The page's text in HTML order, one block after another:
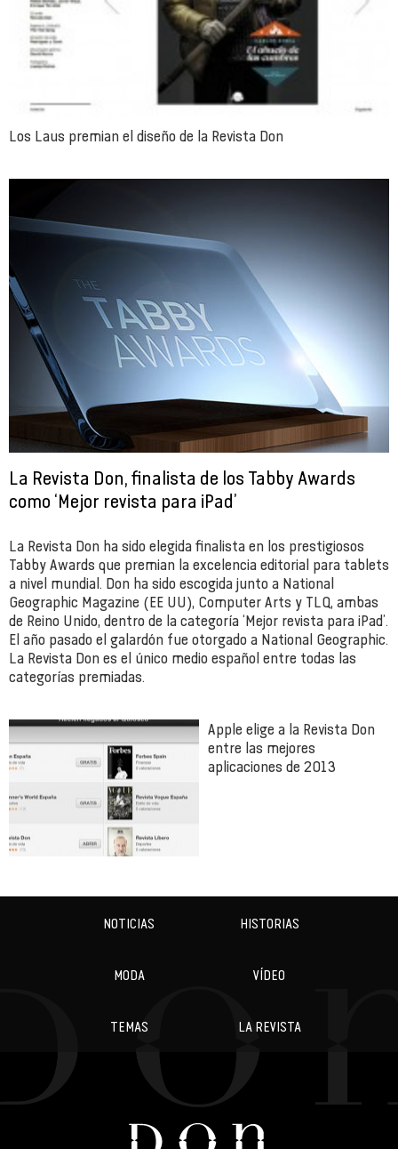
Los Laus premian el diseño de la Revista Don
La Revista Don, finalista de los Tabby Awards
como ‘Mejor revista para iPad’
La Revista Don ha sido elegida finalista en los prestigiosos
Tabby Awards que premian la excelencia editorial para tablets
a nivel mundial. Don ha sido escogida junto a National
Geographic Magazine (EE UU), Computer Arts y TLQ, ambas
de Reino Unido, dentro de la categoría ‘Mejor revista para iPad’.
El año pasado el galardón fue otorgado a National Geographic.
La Revista Don es el único medio español entre todas las
categorías premiadas.
Apple elige a la Revista Don
entre las mejores
aplicaciones de 2013
NOTICIAS HISTORIAS
MODA VÍDEO
TEMAS LA REVISTA